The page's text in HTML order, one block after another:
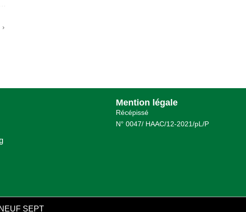
Mention légale
Récépissé
N° 0047/ HAAC/12-2021/pL/P
NEUF SEPT